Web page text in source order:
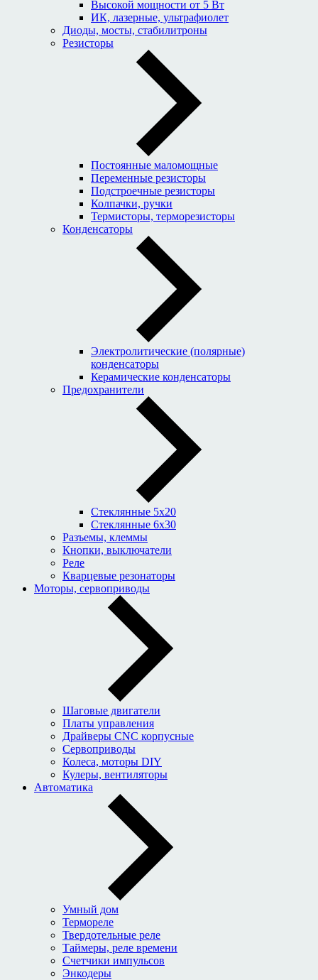
Высокой мощности от 5 Вт
ИК, лазерные, ультрафиолет
Диоды, мосты, стабилитроны
Резисторы
Постоянные маломощные
Переменные резисторы
Подстроечные резисторы
Колпачки, ручки
Термисторы, терморезисторы
Конденсаторы
Электролитические (полярные)
конденсаторы
Керамические конденсаторы
Предохранители
Стеклянные 5x20
Стеклянные 6x30
Разъемы, клеммы
Кнопки, выключатели
Реле
Кварцевые резонаторы
Моторы, сервоприводы
Шаговые двигатели
Платы управления
Драйверы CNC корпусные
Сервоприводы
Колеса, моторы DIY
Кулеры, вентиляторы
Автоматика
Умный дом
Термореле
Твердотельные реле
Таймеры, реле времени
Счетчики импульсов
Энкодеры